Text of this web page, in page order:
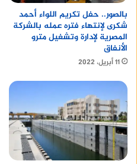
بالصور.. حفل تكريم اللواء أحمد
شكرى لإنتهاء فتره عمله بالشركة
المصرية لإدارة وتشغيل مترو
الأنفاق
11 أبريل، 2022